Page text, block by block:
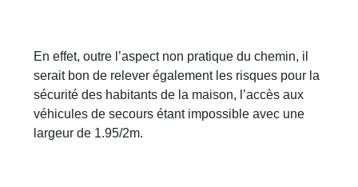
En effet, outre l’aspect non pratique du chemin, il
serait bon de relever également les risques pour la
sécurité des habitants de la maison, l’accès aux
véhicules de secours étant impossible avec une
largeur de 1.95/2m.